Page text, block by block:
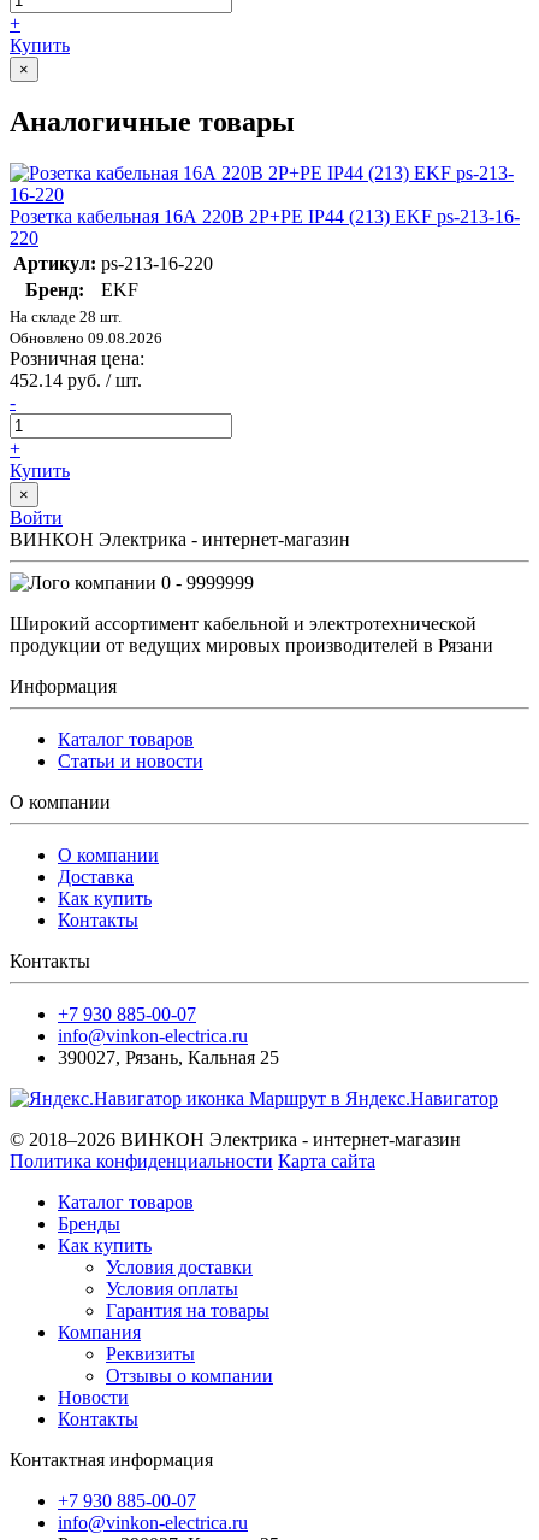
+
Купить
×
Аналогичные товары
Розетка кабельная 16А 220В 2P+РЕ IP44 (213) EKF ps-213-16-
220
Артикул: ps-213-16-220
Бренд:
EKF
На складе 28 шт.
Обновлено 09.08.2026
Розничная цена:
452.14 руб. / шт.
-
+
Купить
×
Войти
ВИНКОН Электрика - интернет-магазин
0 - 9999999
Широкий ассортимент кабельной и электротехнической
продукции от ведущих мировых производителей в Рязани
Информация
Каталог товаров
Статьи и новости
О компании
О компании
Доставка
Как купить
Контакты
Контакты
+7 930 885-00-07
info@vinkon-electrica.ru
390027, Рязань, Кальная 25
Маршрут в Яндекс.Навигатор
© 2018–2026 ВИНКОН Электрика - интернет-магазин
Политика конфиденциальности Карта сайта
Каталог товаров
Бренды
Как купить
Условия доставки
Условия оплаты
Гарантия на товары
Компания
Реквизиты
Отзывы о компании
Новости
Контакты
Контактная информация
+7 930 885-00-07
info@vinkon-electrica.ru